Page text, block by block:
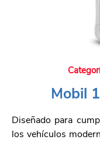
Mobil
Diseñado para
los vehículos